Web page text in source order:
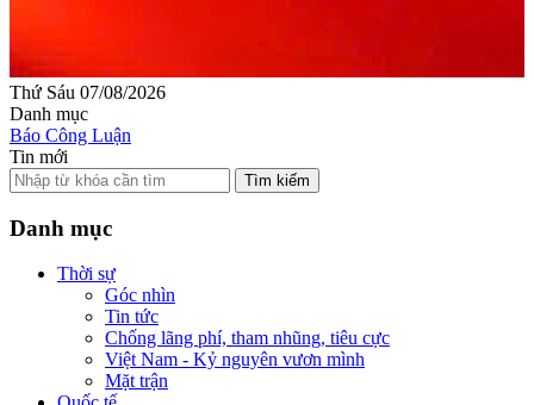
Thứ Sáu 07/08/2026
Danh mục
Báo Công Luận
Tin mới
Tìm kiếm
Danh mục
Thời sự
Góc nhìn
Tin tức
Chống lãng phí, tham nhũng, tiêu cực
Việt Nam - Kỷ nguyên vươn mình
Mặt trận